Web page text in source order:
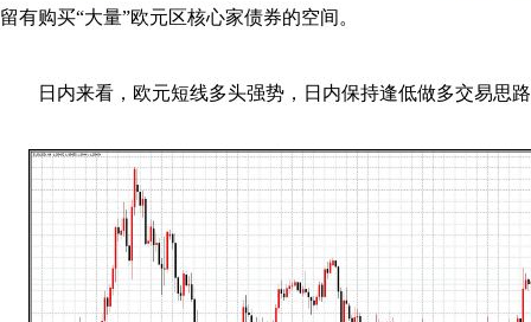
留有购买“大量”欧元区核心家债券的空间。
日内来看，欧元短线多头强势，日内保持逢低做多交易思